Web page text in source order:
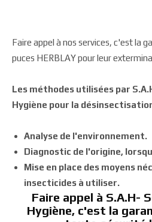
Faire appel à nos services, c'est la
puces HERBLAY pour leur
Les méthodes utilisées par
Hygiène pour la
Analyse de l'environnement.
Diagnostic de l'origine,
Mise en place des moyens
insecticides à utiliser.
Faire appel à S.A.H-
Hygiène, c'est la